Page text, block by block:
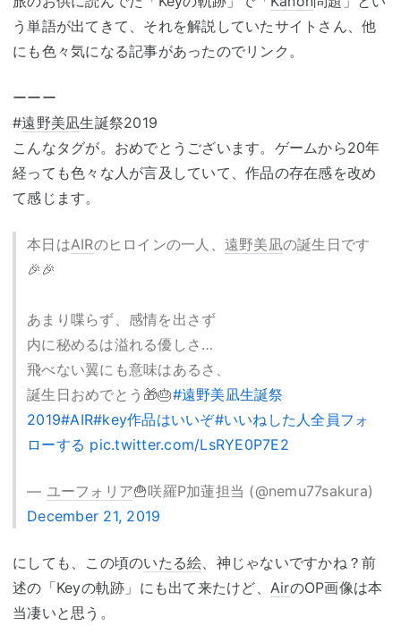
う単語が出てきて、それを解説していたサイトさん、他
にも色々気になる記事があったのでリンク。
ーーー
#遠野美凪生誕祭2019
こんなタグが。おめでとうございます。ゲームから20年
経っても色々な人が言及していて、作品の存在感を改め
て感じます。
本日はAIRのヒロインの一人、 遠野美凪の誕生日です
🎉🎉
あまり喋らず、感情を出さず
内に秘めるは溢れる優しさ…
飛べない翼にも意味はあるさ、
誕生日おめでとう🎁🎂#遠野美凪生誕祭
2019#AIR#key作品はいいぞ#いいねした人全員フォ
ローする pic.twitter.com/LsRYE0P7E2
— ユーフォリア🍟咲羅P加蓮担当 (@nemu77sakura)
December 21, 2019
にしても、この頃のいたる絵、神じゃないですかね？前
述の「Keyの軌跡」にも出て来たけど、 AirのOP画像は本
当凄いと思う。